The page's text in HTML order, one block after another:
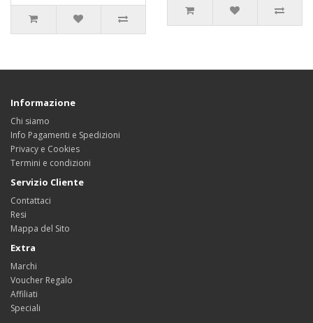
Informazione
Chi siamo
Info Pagamenti e Spedizioni
Privacy e Cookies
Termini e condizioni
Servizio Cliente
Contattaci
Resi
Mappa del Sito
Extra
Marchi
Voucher Regalo
Affiliati
Speciali